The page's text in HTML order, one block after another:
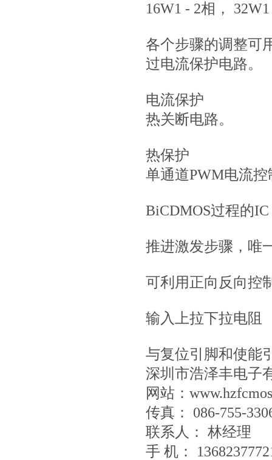
16W1 - 2相，
各个步骤的调整可
过电流保护电路。
电流保护
热关断电路。
热保护
单通道PWM电流
BiCDMOS过程的IC
推进激发步骤，唯
可利用正向反向控
输入上拉下拉电阻
与复位引脚和使能
深圳市浩泽丰电子
网站：
传真： 086-755-
联系人： 林经
手 机：